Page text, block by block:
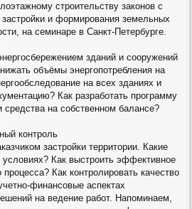
строительству законов с
и формирования земельных
на семинаре в Санкт-Петербурге.
зданий и сооружений
объёмы энергопотребления на
на всех зданиях и
Как разработать программу
средства на собственном балансе?
контроль
застройки территории. Какие
Как выстроить эффективное
Как контролировать качество
финансовые аспектах
на ведение работ. Напоминаем,